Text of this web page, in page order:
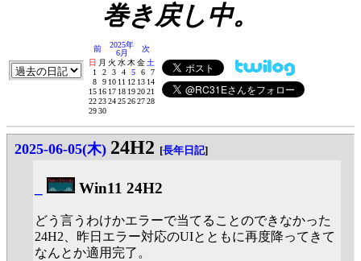
巻き戻し中。
前
2025年
6月
次
日 月 火 水木金土
1
2 3 4 5 6
7
8
9 10 11 12 13 14
15 16 17 18 192021
22232425262728
2930
2025-06-05(木) 24H2 [長年日記]
Win11 24H2
どう言うわけかエラーで当てることのできなかった
24H2、昨日エラー対応のUIとともに再度降ってきて
なんとか適用完了。